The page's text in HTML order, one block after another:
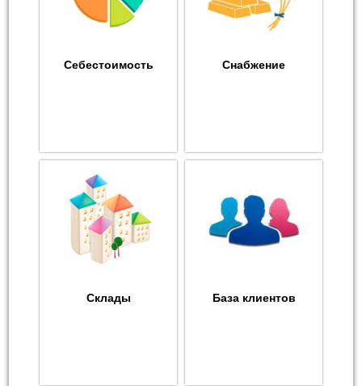
Себестоимость Снабжение
Склады База клиентов